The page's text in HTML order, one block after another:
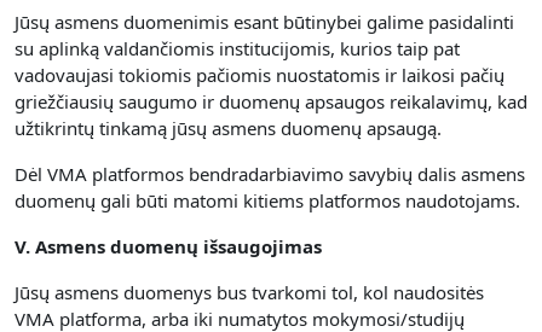
Jūsų asmens duomenimis esant būtinybei galime pasidalinti
su aplinką valdančiomis institucijomis, kurios taip pat
vadovaujasi tokiomis pačiomis nuostatomis ir laikosi pačių
griežčiausių saugumo ir duomenų apsaugos reikalavimų, kad
užtikrintų tinkamą jūsų asmens duomenų apsaugą.
Dėl VMA platformos bendradarbiavimo savybių dalis asmens
duomenų gali būti matomi kitiems platformos naudotojams.
V. Asmens duomenų išsaugojimas
Jūsų asmens duomenys bus tvarkomi tol, kol naudositės
VMA platforma, arba iki numatytos mokymosi/studijų